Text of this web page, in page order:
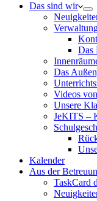
Das sind wir
Das
Das
Videos
Unsere
JeKITS –
Kalender
Aus der
TaskCard